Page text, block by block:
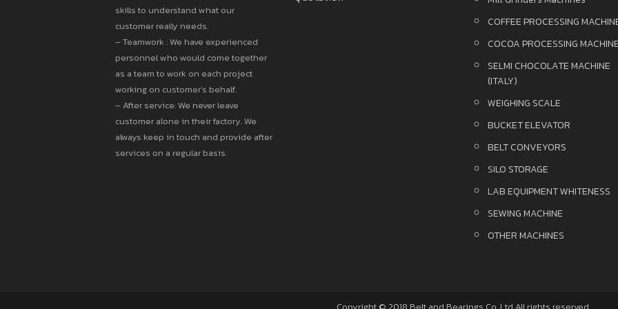
skills to understand what our
customer really needs.
– Teamwork : We have experienced
personnel who would come together
as a team to work on each project
working on customer’s behalf.
– After service: We never leave
customer alone in their factory. We
always keep in touch and provide after
services on a regular basis.
COFFEE PROCESSING
COCOA PROCESSING
SELMI CHOCOLATE MACHINE
(ITALY)
WEIGHING SCALE
BUCKET ELEVATOR
BELT CONVEYORS
SILO STORAGE
LAB EQUIPMENT WHITENESS
SEWING MACHINE
OTHER MACHINES